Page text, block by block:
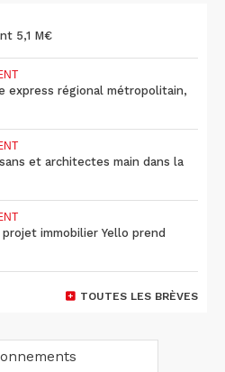
5,1 M€
express régional métropolitain,
et architectes main dans la
immobilier Yello prend
TOUTES LES BRÈVES